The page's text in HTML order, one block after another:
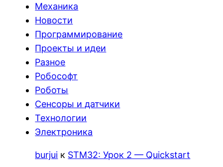
Механика
Новости
Программирование
Проекты и идеи
Разное
Робософт
Роботы
Сенсоры и датчики
Технологии
Электроника
burjui к STM32: Урок 2 — Quickstart